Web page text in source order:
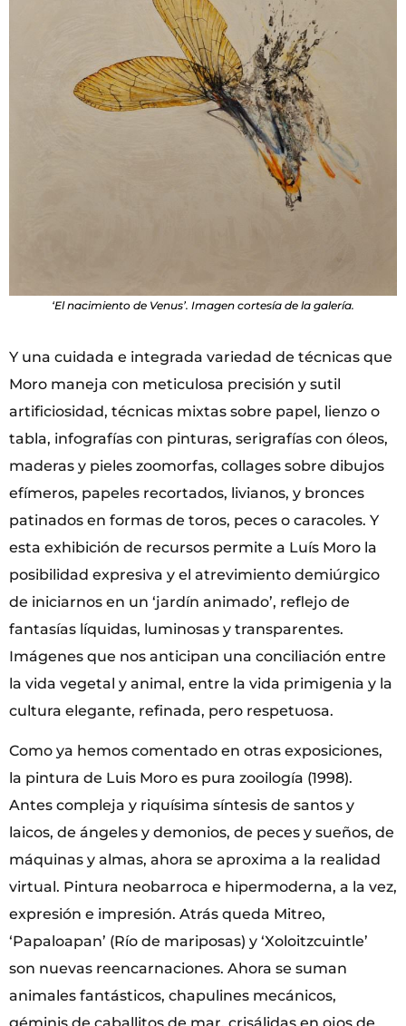
‘El nacimiento de Venus’. Imagen cortesía de la galería.
Y una cuidada e integrada variedad de técnicas que
Moro maneja con meticulosa precisión y sutil
artificiosidad, técnicas mixtas sobre papel, lienzo o
tabla, infografías con pinturas, serigrafías con óleos,
maderas y pieles zoomorfas, collages sobre dibujos
efímeros, papeles recortados, livianos, y bronces
patinados en formas de toros, peces o caracoles. Y
esta exhibición de recursos permite a Luís Moro la
posibilidad expresiva y el atrevimiento demiúrgico
de iniciarnos en un ‘jardín animado’, reflejo de
fantasías líquidas, luminosas y transparentes.
Imágenes que nos anticipan una conciliación entre
la vida vegetal y animal, entre la vida primigenia y la
cultura elegante, refinada, pero respetuosa.
Como ya hemos comentado en otras exposiciones,
la pintura de Luis Moro es pura zooilogía (1998).
Antes compleja y riquísima síntesis de santos y
laicos, de ángeles y demonios, de peces y sueños, de
máquinas y almas, ahora se aproxima a la realidad
virtual. Pintura neobarroca e hipermoderna, a la vez,
expresión e impresión. Atrás queda Mitreo,
‘Papaloapan’ (Río de mariposas) y ‘Xoloitzcuintle’
son nuevas reencarnaciones. Ahora se suman
animales fantásticos, chapulines mecánicos,